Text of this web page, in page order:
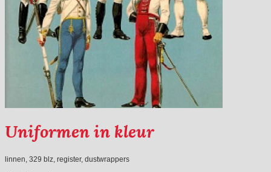
Uniformen in kleur
linnen, 329 blz, register, dustwrappers